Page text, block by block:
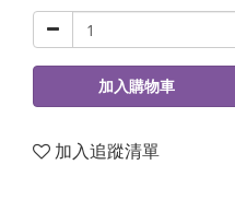
加入購物車
加入追蹤清單